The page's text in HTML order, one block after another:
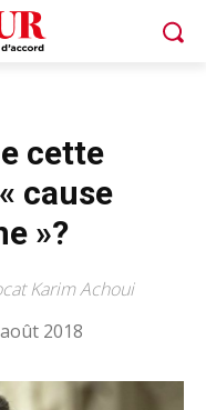
cette
cause
»?
Karim Achoui
2018